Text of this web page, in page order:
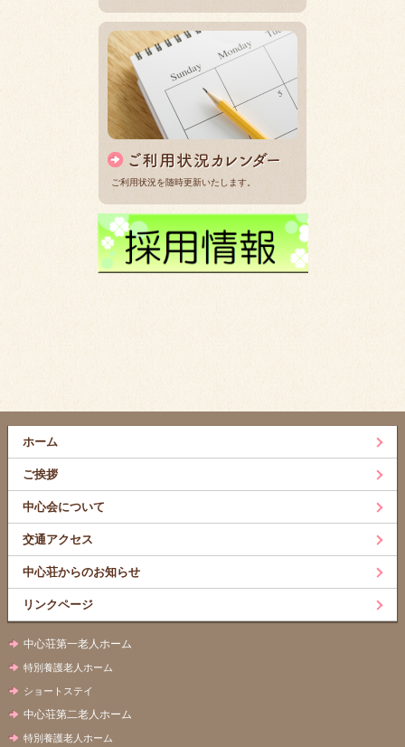
ご利用状況を随時更新いたします。
ホーム
ご挨拶
中心会について
交通アクセス
中心荘からのお知らせ
リンクページ
中心荘第一老人ホーム
特別養護老人ホーム
ショートステイ
中心荘第二老人ホーム
特別養護老人ホーム